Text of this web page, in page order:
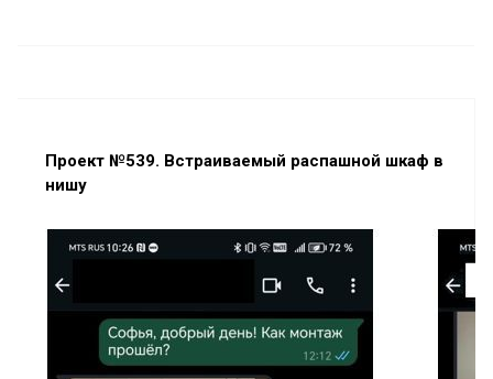
Проект №539. Встраиваемый распашной шкаф в
нишу